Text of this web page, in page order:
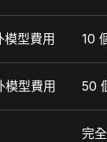
型費用 10
型費用 50
完